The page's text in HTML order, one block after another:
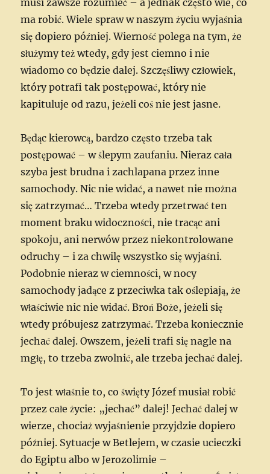
ma robić. Wiele spraw w naszym życiu wyjaśnia
się dopiero później. Wierność polega na tym, że
służymy też wtedy, gdy jest ciemno i nie
wiadomo co będzie dalej. Szczęśliwy człowiek,
który potrafi tak postępować, który nie
kapituluje od razu, jeżeli coś nie jest jasne.
Będąc kierowcą, bardzo często trzeba tak
postępować – w ślepym zaufaniu. Nieraz cała
szyba jest brudna i zachlapana przez inne
samochody. Nic nie widać, a nawet nie można
się zatrzymać… Trzeba wtedy przetrwać ten
moment braku widoczności, nie tracąc ani
spokoju, ani nerwów przez niekontrolowane
odruchy – i za chwilę wszystko się wyjaśni.
Podobnie nieraz w ciemności, w nocy
samochody jadące z przeciwka tak oślepiają, że
właściwie nic nie widać. Broń Boże, jeżeli się
wtedy próbujesz zatrzymać. Trzeba koniecznie
jechać dalej. Owszem, jeżeli trafi się nagle na
mgłę, to trzeba zwolnić, ale trzeba jechać dalej.
To jest właśnie to, co święty Józef musiał robić
przez całe życie: „jechać” dalej! Jechać dalej w
wierze, chociaż wyjaśnienie przyjdzie dopiero
później. Sytuacje w Betlejem, w czasie ucieczki
do Egiptu albo w Jerozolimie –